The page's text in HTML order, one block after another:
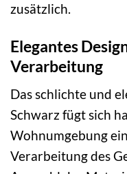
zusätzlich.
Elegantes
Verarbeitung
Das schlichte und
Schwarz fügt sich
Wohnumgebung
Verarbeitung des